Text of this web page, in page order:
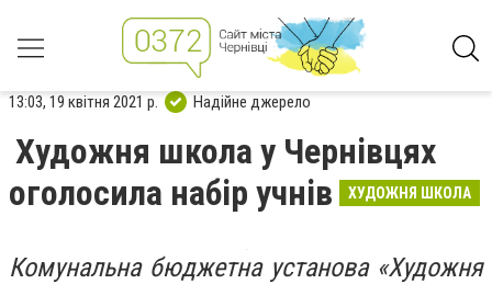
13:03, 19 квітня 2021 р. Надійне джерело
Художня школа у Чернівцях
оголосила набір учнів
ХУДОЖНЯ ШКОЛА
Комунальна бюджетна установа «Художня